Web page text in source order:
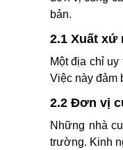
bản.
2.1 Xuất xứ
Một địa chỉ
Việc này đảm
2.2 Đơn vị
Những nhà
trường. Kinh